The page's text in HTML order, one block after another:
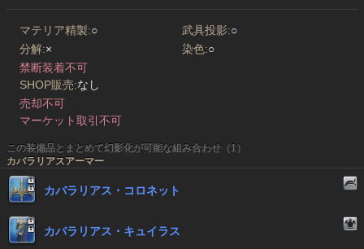
マテリア精製:○ 武具投影:○
分解:× 染色:○
禁断装着不可
SHOP販売:なし
売却不可
マーケット取引不可
この装備品とまとめて幻影化が可能な組み合わせ（1）
カバラリアスアーマー
カバラリアス・コロネット
カバラリアス・キュイラス